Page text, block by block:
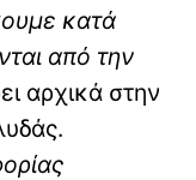
κατά
από την
αρχικά στην